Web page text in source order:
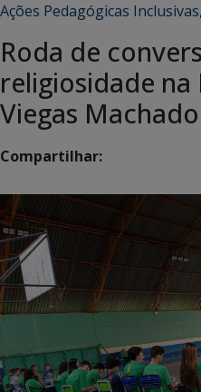
Ações Pedagógicas Inclusivas,
Roda de
religiosidade na
Viegas Machado
Compartilhar: